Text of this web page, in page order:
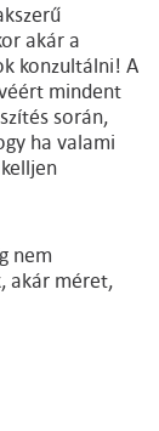
akár a
konzultálni! A
mindent
során,
ha valami
nem
akár méret,